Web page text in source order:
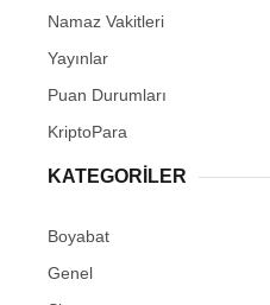
Namaz Vakitleri
Yayınlar
Puan Durumları
KriptoPara
KATEGORILER
Boyabat
Genel